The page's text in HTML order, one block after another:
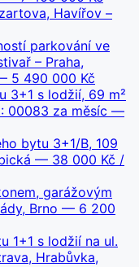
Havířov –
parkování ve
– Praha,
5 490 000 Kč
3+1 s lodžií, 69 m²
00083 za měsíc —
bytu 3+1/B, 109
— 38 000 Kč /
garážovým
Brno — 6 200
1+1 s lodžií na ul.
Hrabůvka,